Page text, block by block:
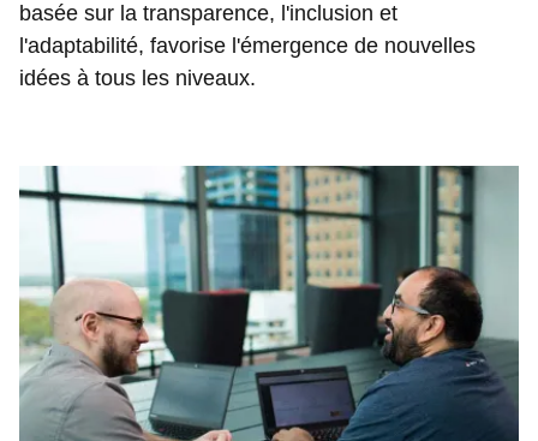
basée sur la transparence, l'inclusion et
l'adaptabilité, favorise l'émergence de nouvelles
idées à tous les niveaux.